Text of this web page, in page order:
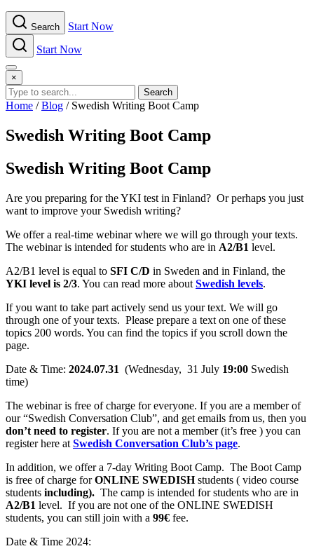
Search
Start Now
Start Now
Menu
×
Search
Home / Blog / Swedish Writing Boot Camp
Swedish Writing Boot Camp
Swedish Writing Boot Camp
Are you preparing for the YKI test in Finland? Or perhaps you just
want to improve your Swedish writing?
We offer a real-time webinar where we will go through your texts.
The webinar is intended for students who are in A2/B1 level.
A2/B1 level is equal to SFI C/D in Sweden and in Finland, the
YKI level is 2/3. You can read more about Swedish levels.
If you want to take part actively send us your text. We will go
through one of your texts. Please prepare a text on one of these
topics 200 words. You can find the topics if you scroll down the
page.
Date & Time: 2024.07.31 (Wednesday, 31 July 19:00 Swedish
time)
The webinar is free of charge for everyone. If you are a member of
our “Swedish Conversation Club”, and get emails from us, then you
don’t need to register. If you are not a member (it’s free ) you can
register here at Swedish Conversation Club’s page.
In addition, we offer a 7-day Writing Boot Camp. The Boot Camp
is free of charge forONLINE SWEDISHstudents ( video course
students including). The camp is intended for students who are in
A2/B1 level. If you are not one of the ONLINE SWEDISH
students, you can still join with a 99€ fee.
Date & Time 2024: